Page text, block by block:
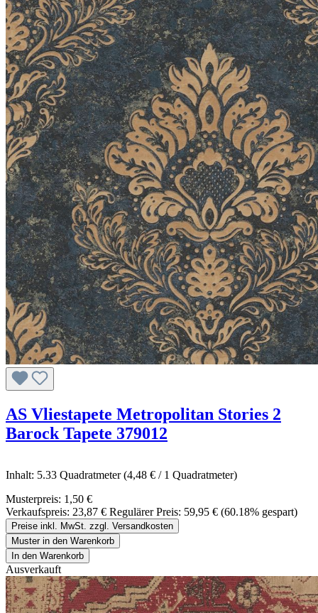
AS Vliestapete Metropolitan Stories 2
Barock Tapete 379012
Inhalt: 5.33 Quadratmeter(4,48 € / 1 Quadratmeter)
Musterpreis: 1,50 €
Verkaufspreis: 23,87 € Regulärer Preis: 59,95 € (60.18% gespart)
Preise inkl. MwSt. zzgl. Versandkosten
Muster in den Warenkorb
In den Warenkorb
Ausverkauft